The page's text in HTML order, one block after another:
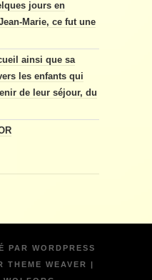
jours en
Marie, ce fut une
ainsi que sa
les enfants qui
de leur séjour, du
PAR WORDPRESS
THEME WEAVER